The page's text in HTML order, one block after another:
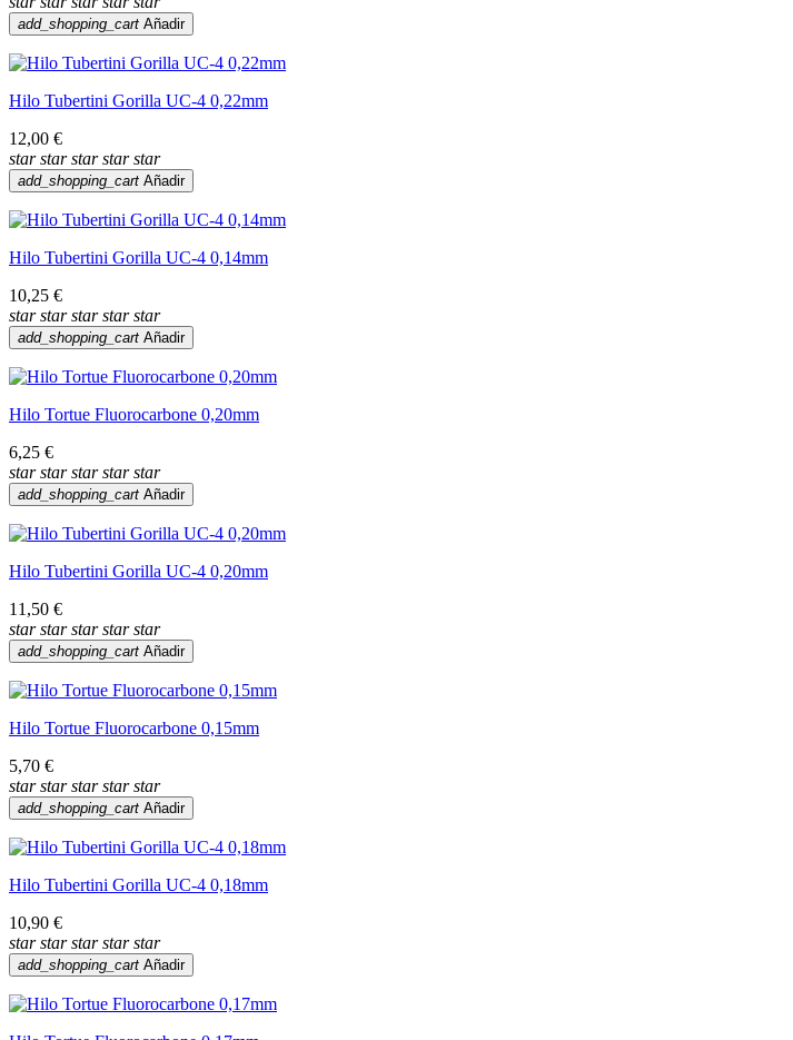
add_shopping_cart Añadir
Hilo Tubertini Gorilla UC-4 0,22mm
12,00 €
star star star star star
add_shopping_cart Añadir
Hilo Tubertini Gorilla UC-4 0,14mm
10,25 €
star star star star star
add_shopping_cart Añadir
Hilo Tortue Fluorocarbone 0,20mm
6,25 €
star star star star star
add_shopping_cart Añadir
Hilo Tubertini Gorilla UC-4 0,20mm
11,50 €
star star star star star
add_shopping_cart Añadir
Hilo Tortue Fluorocarbone 0,15mm
5,70 €
star star star star star
add_shopping_cart Añadir
Hilo Tubertini Gorilla UC-4 0,18mm
10,90 €
star star star star star
add_shopping_cart Añadir